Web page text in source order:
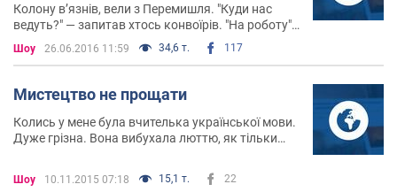
Колону в’язнів, вели з Перемишля. "Куди нас
ведуть?" — запитав хтось конвоїрів. "На роботу",
— відповіли ті. А коли те саме запитали в’язні з
Городка, яких теж вели, конвоїр сказав: "На
Шоу 26.06.2016 11:59 34,6 т. 117
Мистецтво не прощати
Колись у мене була вчителька української мови.
Дуже грізна. Вона вибухала люттю, як тільки
рясніли двійками, нас залишали цілим класом
після уроків вчити правило, але ніхто попри
Шоу 10.11.2015 07:18 15,1 т. 22